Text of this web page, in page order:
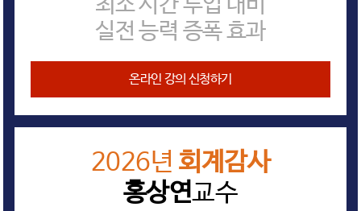
실전 능력 증폭 효과
온라인 강의 신청하기
2026년 회계감사
홍상연교수